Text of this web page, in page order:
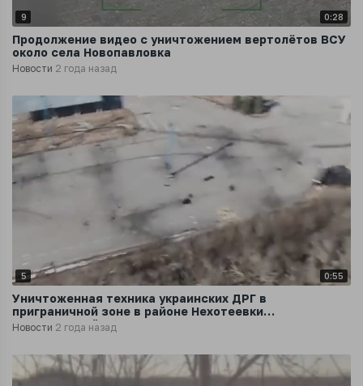
9 0:28
Продолжение видео с уничтожением вертолётов ВСУ
около села Новопавловка
Новости 2 года назад
5 0:55
Уничтоженная техника украинских ДРГ в
приграничной зоне в районе Нехотеевки
Белгородской области
Новости 2 года назад